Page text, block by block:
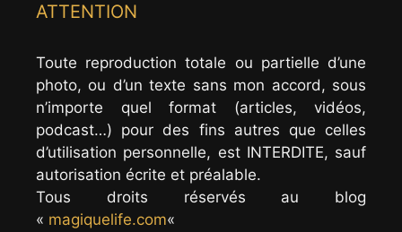
ATTENTION
Toute reproduction totale ou partielle d’une
photo, ou d’un texte sans mon accord, sous
n’importe quel format (articles, vidéos,
podcast…) pour des fins autres que celles
d’utilisation personnelle, est INTERDITE, sauf
autorisation écrite et préalable.
Tous droits réservés au blog
« magiquelife.com«